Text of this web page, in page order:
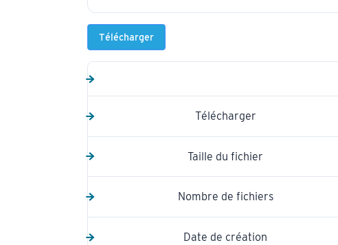
Télécharger
Télécharger
Taille du fichier
Nombre de fichiers
Date de création